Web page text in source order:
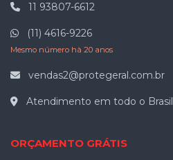
11 93807-6612
(11) 4616-9226
Mesmo número hà 20 anos
vendas2@protegeral.com.br
Atendimento em todo o Brasil
ORÇAMENTO GRÁTIS